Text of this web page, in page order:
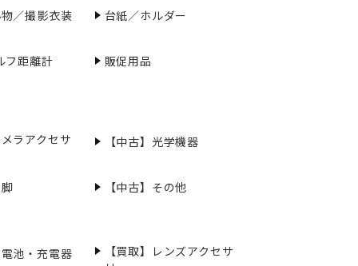
／撮影衣装
台紙／ホルダー
フ距離計 販促用品
ラアクセサ 【中古】光学機器
【中古】その他
池・充電器
【買取】レンズアクセサ